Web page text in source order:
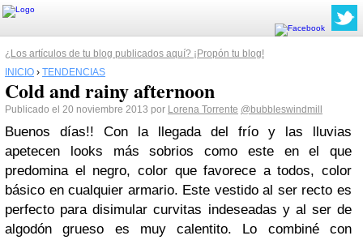
¿Los artículos de tu blog publicados aquí? ¡Propón tu blog!
INICIO › TENDENCIAS
Cold and rainy afternoon
Publicado el 20 noviembre 2013 por Lorena Torrente @bubbleswindmill
Buenos días!! Con la llegada del frío y las lluvias
apetecen looks más sobrios como este en el que
predomina el negro, color que favorece a todos, color
básico en cualquier armario. Este vestido al ser recto es
perfecto para disimular curvitas indeseadas y al ser de
algodón grueso es muy calentito. Lo combiné con